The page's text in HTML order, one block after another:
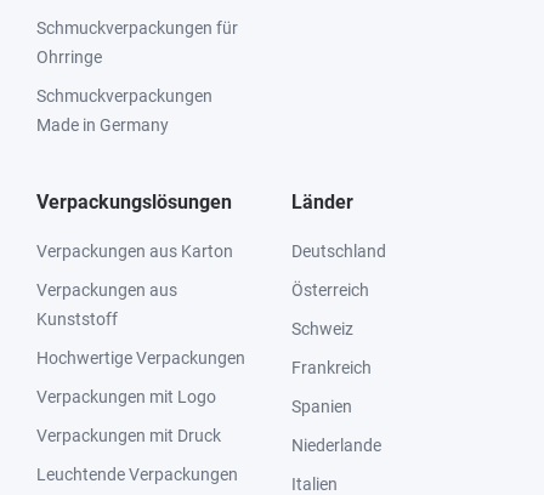
Schmuckverpackungen für
Ohrringe
Schmuckverpackungen
Made in Germany
Verpackungslösungen
Verpackungen aus Karton
Verpackungen aus
Kunststoff
Hochwertige Verpackungen
Verpackungen mit Logo
Verpackungen mit Druck
Leuchtende Verpackungen
Länder
Deutschland
Österreich
Schweiz
Frankreich
Spanien
Niederlande
Italien